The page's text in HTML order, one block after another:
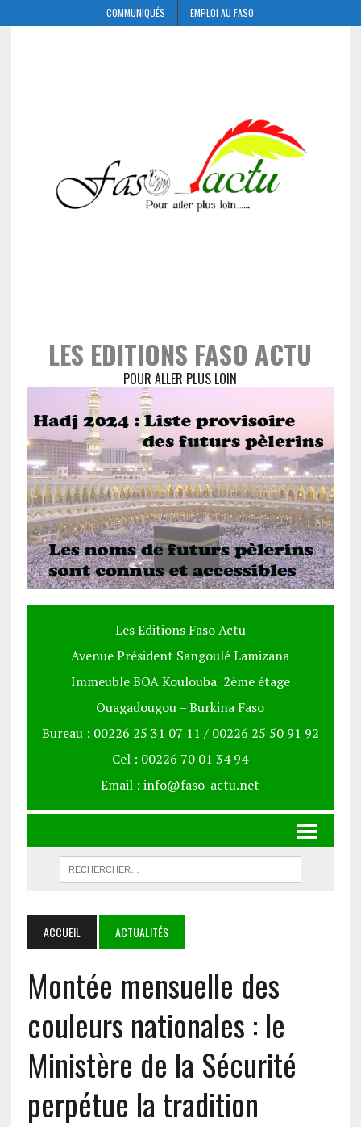
COMMUNIQUÉS EMPLOI AU FASO
LES EDITIONS FASO ACTU
POUR ALLER PLUS LOIN
Les Editions Faso Actu
Avenue Président Sangoulé Lamizana
Immeuble BOA Koulouba 2ème étage
Ouagadougou – Burkina Faso
Bureau : 00226 25 31 07 11 / 00226 25 50 91 92
Cel : 00226 70 01 34 94
Email : info@faso-actu.net
ACCUEIL ACTUALITÉS
Montée mensuelle des
couleurs nationales : le
Ministère de la Sécurité
perpétue la tradition